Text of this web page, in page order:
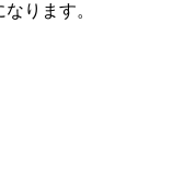
ります。